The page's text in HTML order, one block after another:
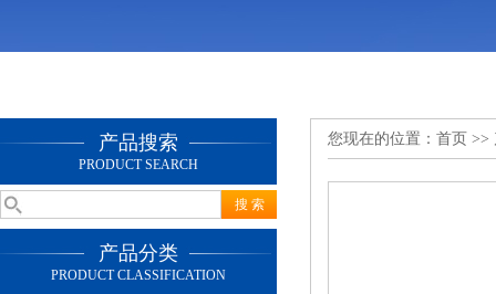
产品搜索
PRODUCT SEARCH
产品分类
PRODUCT CLASSIFICATION
您现在的位置： 首页 >>